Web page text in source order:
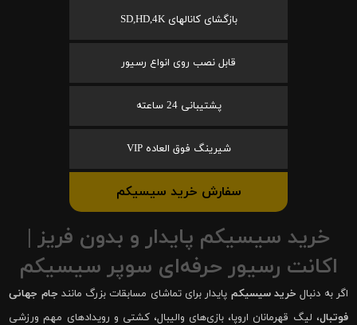
بازگشای کانالهای SD,HD,4K
قابل نصب روی انواع رسیور
پشتیبانی 24 ساعته
شیرینگ فوق العاده VIP
سفارش خرید سیسیکم
خرید سیسیکم پایدار و بدون فریز |
اکانت رسیور حرفه‌ای سوپر سیسیکم
اگر به دنبال خرید سیسیکم پایدار برای تماشای مسابقات بزرگ مانند جام جهانی
فوتبال، لیگ قهرمانان اروپا، بازی‌های والیبال، کشتی و رویدادهای مهم ورزشی